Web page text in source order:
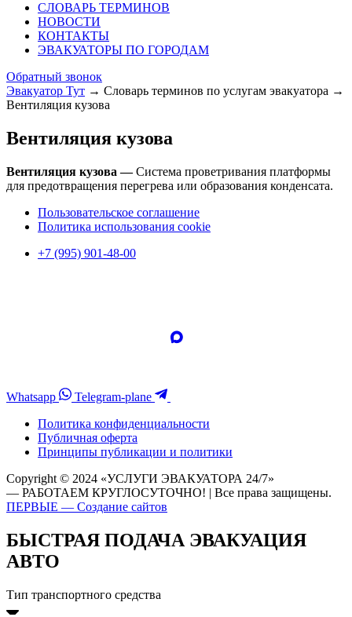
СЛОВАРЬ ТЕРМИНОВ
НОВОСТИ
КОНТАКТЫ
ЭВАКУАТОРЫ ПО ГОРОДАМ
Обратный звонок
Эвакуатор Тут → Словарь терминов по услугам эвакуатора →
Вентиляция кузова
Вентиляция кузова
Вентиляция кузова —Система проветривания платформы
для предотвращения перегрева или образования конденсата.
Пользовательское соглашение
Политика использования cookie
+7 (995) 901-48-00
Whatsapp
Telegram-plane
Политика конфиденциальности
Публичная оферта
Принципы публикации и политики
Copyright © 2024 «УСЛУГИ ЭВАКУАТОРА 24/7»
— РАБОТАЕМ КРУГЛОСУТОЧНО! | Все права защищены.
ПЕРВЫЕ — Создание сайтов
БЫСТРАЯ ПОДАЧА ЭВАКУАЦИЯ
АВТО
Тип транспортного средства